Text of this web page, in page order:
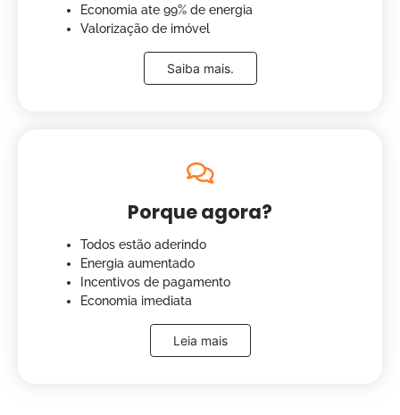
Economia ate 99% de energia
Valorização de imóvel
Saiba mais.
Porque agora?
Todos estão aderindo
Energia aumentado
Incentivos de pagamento
Economia imediata
Leia mais